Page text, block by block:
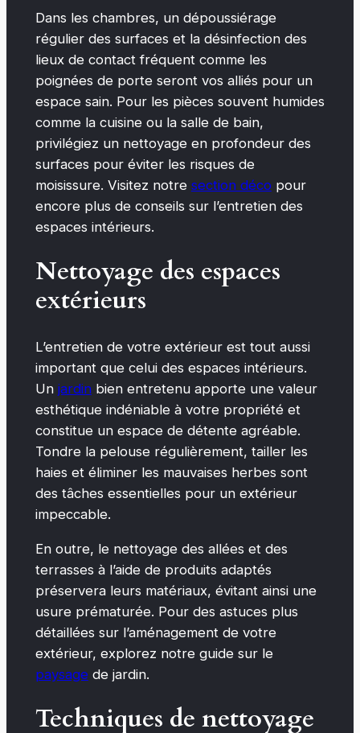
Dans les chambres, un dépoussiérage
régulier des surfaces et la désinfection des
lieux de contact fréquent comme les
poignées de porte seront vos alliés pour un
espace sain. Pour les pièces souvent humides
comme la cuisine ou la salle de bain,
privilégiez un nettoyage en profondeur des
surfaces pour éviter les risques de
moisissure. Visitez notre section déco pour
encore plus de conseils sur l’entretien des
espaces intérieurs.
Nettoyage des espaces
extérieurs
L’entretien de votre extérieur est tout aussi
important que celui des espaces intérieurs.
Un jardinbien entretenu apporte une valeur
esthétique indéniable à votre propriété et
constitue un espace de détente agréable.
Tondre la pelouse régulièrement, tailler les
haies et éliminer les mauvaises herbes sont
des tâches essentielles pour un extérieur
impeccable.
En outre, le nettoyage des allées et des
terrasses à l’aide de produits adaptés
préservera leurs matériaux, évitant ainsi une
usure prématurée. Pour des astuces plus
détaillées sur l’aménagement de votre
extérieur, explorez notre guide sur le
paysage de jardin.
Techniques de nettoyage